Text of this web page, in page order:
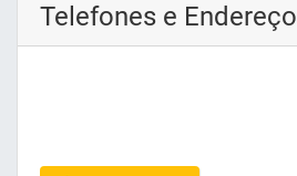
Telefones e Endereço